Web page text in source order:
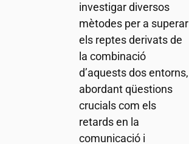
investigar diversos
mètodes per a superar
els reptes derivats de
la combinació
d’aquests dos entorns,
abordant qüestions
crucials com els
retards en la
comunicació i